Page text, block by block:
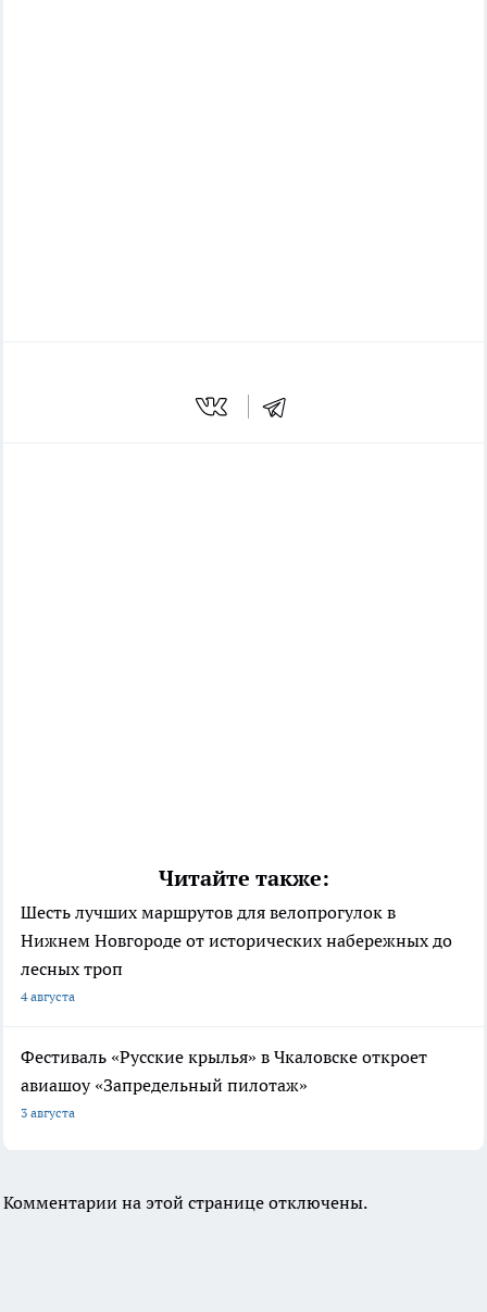
Читайте также:
Шесть лучших маршрутов для велопрогулок в
Нижнем Новгороде от исторических набережных до
лесных троп
4 августа
Фестиваль «Русские крылья» в Чкаловске откроет
авиашоу «Запредельный пилотаж»
3 августа
Комментарии на этой странице отключены.